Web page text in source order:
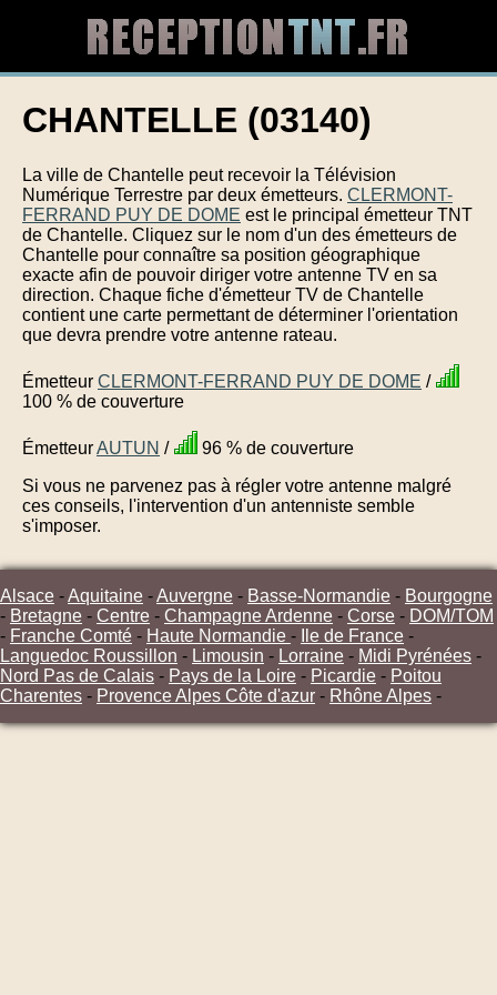
CHANTELLE (03140)
La ville de Chantelle peut recevoir la Télévision
Numérique Terrestre par deux émetteurs. CLERMONT-
FERRAND PUY DE DOME est le principal émetteur TNT
de Chantelle. Cliquez sur le nom d'un des émetteurs de
Chantelle pour connaître sa position géographique
exacte afin de pouvoir diriger votre antenne TV en sa
direction. Chaque fiche d'émetteur TV de Chantelle
contient une carte permettant de déterminer l'orientation
que devra prendre votre antenne rateau.
Émetteur CLERMONT-FERRAND PUY DE DOME /
100 % de couverture
ÉmetteurAUTUN /
96 % de couverture
Si vous ne parvenez pas à régler votre antenne malgré
ces conseils, l'intervention d'un antenniste semble
s'imposer.
Alsace -Aquitaine -Auvergne - Basse-Normandie - Bourgogne
- Bretagne - Centre - Champagne Ardenne - Corse - DOM/TOM
- Franche Comté - Haute Normandie - Ile de France -
Languedoc Roussillon - Limousin - Lorraine - Midi Pyrénées -
Nord Pas de Calais - Pays de la Loire - Picardie - Poitou
Charentes - Provence Alpes Côte d'azur - Rhône Alpes -